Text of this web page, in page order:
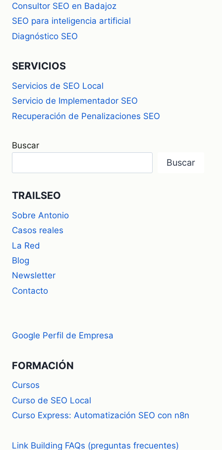
Consultor SEO en Badajoz
SEO para inteligencia artificial
Diagnóstico SEO
SERVICIOS
Servicios de SEO Local
Servicio de Implementador SEO
Recuperación de Penalizaciones SEO
Buscar
Buscar
TRAILSEO
Sobre Antonio
Casos reales
La Red
Blog
Newsletter
Contacto
Google Perfil de Empresa
FORMACIÓN
Cursos
Curso de SEO Local
Curso Express: Automatización SEO con n8n
Link Building FAQs (preguntas frecuentes)